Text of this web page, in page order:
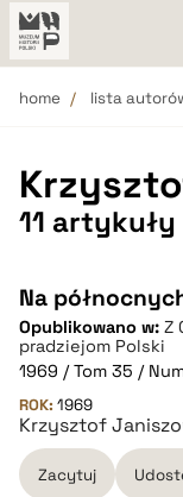
home lista
11
Na
Opublikowano w: Z
pradziejom Polski
1969 / Tom 35 /
ROK: 1969
Krzysztof
Zacytuj